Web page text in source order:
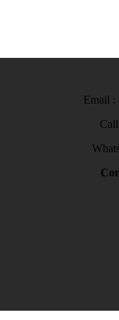
Email :